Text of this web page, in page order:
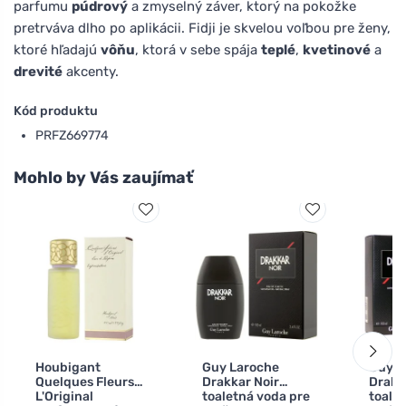
parfumu púdrový a zmyselný záver, ktorý na pokožke
pretrváva dlho po aplikácii. Fidji je skvelou voľbou pre ženy,
ktoré hľadajú vôňu, ktorá v sebe spája teplé, kvetinové a
drevité akcenty.
Kód produktu
PRFZ669774
Mohlo by Vás zaujímať
Houbigant
Quelques Fleurs
L'Original
Guy Laroche
Drakkar Noir
toaletná voda pre
Guy